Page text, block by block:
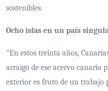
sostenibles.
Ocho islas en un país
“En estos treinta años,
arraigo de ese acervo canario
exterior es fruto de un trabajo